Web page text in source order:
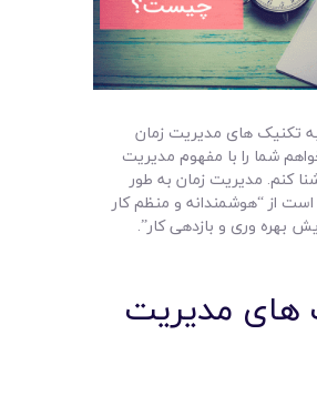
تکنیک های مدیریت زمان
شما را با مفهوم مدیریت
کنم. مدیریت زمان به طور
از “هوشمندانه و منظم کار
بهره وری و بازدهی کار”.
های مدیریت